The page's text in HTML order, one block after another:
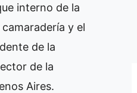
interno de la
y el
de la
de la
Aires.